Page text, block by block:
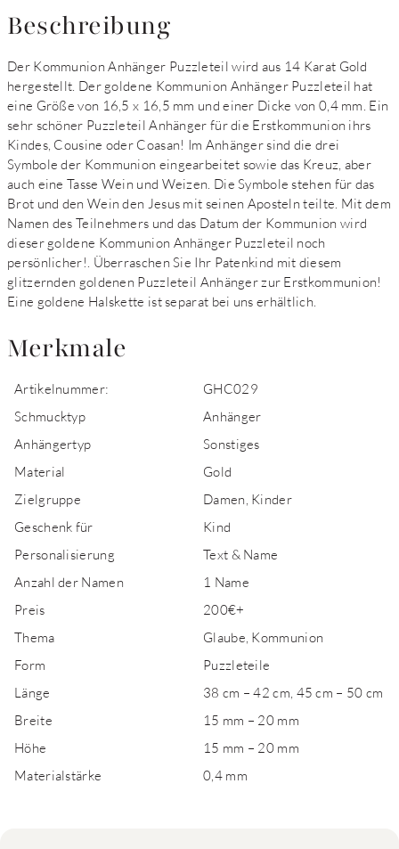
Beschreibung
Der Kommunion Anhänger Puzzleteil wird aus 14 Karat Gold
hergestellt. Der goldene Kommunion Anhänger Puzzleteil hat
eine Größe von 16,5 x 16,5 mm und einer Dicke von 0,4 mm. Ein
sehr schöner Puzzleteil Anhänger für die Erstkommunion ihrs
Kindes, Cousine oder Coasan! Im Anhänger sind die drei
Symbole der Kommunion eingearbeitet sowie das Kreuz, aber
auch eine Tasse Wein und Weizen. Die Symbole stehen für das
Brot und den Wein den Jesus mit seinen Aposteln teilte. Mit dem
Namen des Teilnehmers und das Datum der Kommunion wird
dieser goldene Kommunion Anhänger Puzzleteil noch
persönlicher!. Überraschen Sie Ihr Patenkind mit diesem
glitzernden goldenen Puzzleteil Anhänger zur Erstkommunion!
Eine goldene Halskette ist separat bei uns erhältlich.
Merkmale
Artikelnummer:
GHC029
Schmucktyp
Anhänger
Anhängertyp
Sonstiges
Material
Gold
Zielgruppe
Damen, Kinder
Geschenk für
Kind
Personalisierung
Text & Name
Anzahl der Namen
1 Name
Preis
200€+
Thema
Glaube, Kommunion
Form
Puzzleteile
Länge
38 cm – 42 cm, 45 cm – 50 cm
Breite
15 mm – 20 mm
Höhe
15 mm – 20 mm
Materialstärke
0,4 mm